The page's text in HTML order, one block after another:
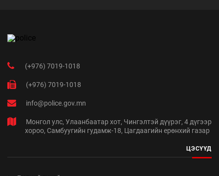
(+976) 7019-1018
(+976) 7019-1018
info@police.gov.mn
Монгол улс, Улаанбаатар хот, Чингэлтэй дүүрэг, 4 дүгээр
хороо, Самбуугийн гудамж-18, Цагдаагийн ерөнхий газар
ЦЭСҮҮД